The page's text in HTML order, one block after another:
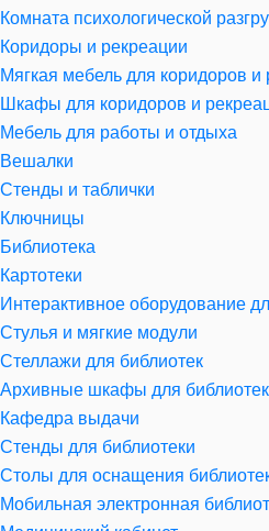
Комната психологической
Коридоры и рекреации
Мягкая мебель для коридоров и
Шкафы для коридоров и
Мебель для работы и отдыха
Вешалки
Стенды и таблички
Ключницы
Библиотека
Картотеки
Интерактивное оборудование
Стулья и мягкие модули
Стеллажи для библиотек
Архивные шкафы для библиотек
Кафедра выдачи
Стенды для библиотеки
Столы для оснащения
Мобильная электронная